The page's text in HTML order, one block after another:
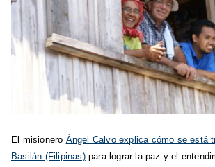
El misionero Ángel Calvo explica cómo se está
Basilán (Filipinas)para lograr la paz y el